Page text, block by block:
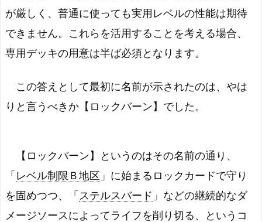
が厳しく、普通に使っても実用レベルの性能は期待
できません。これらを活用することを考える場合、
専用デッキの用意は半ば必須となります。
この答えとして最初に名前が示されたのは、やは
りと言うべきか【ロックバーン】でした。
【ロックバーン】というのはその名前の通り、
「 レベル制限Ｂ地区 」に始まるロックカードで守り
を固めつつ、「 ステルスバード 」などの継続的なダ
メージソースによってライフを削り切る、というコ